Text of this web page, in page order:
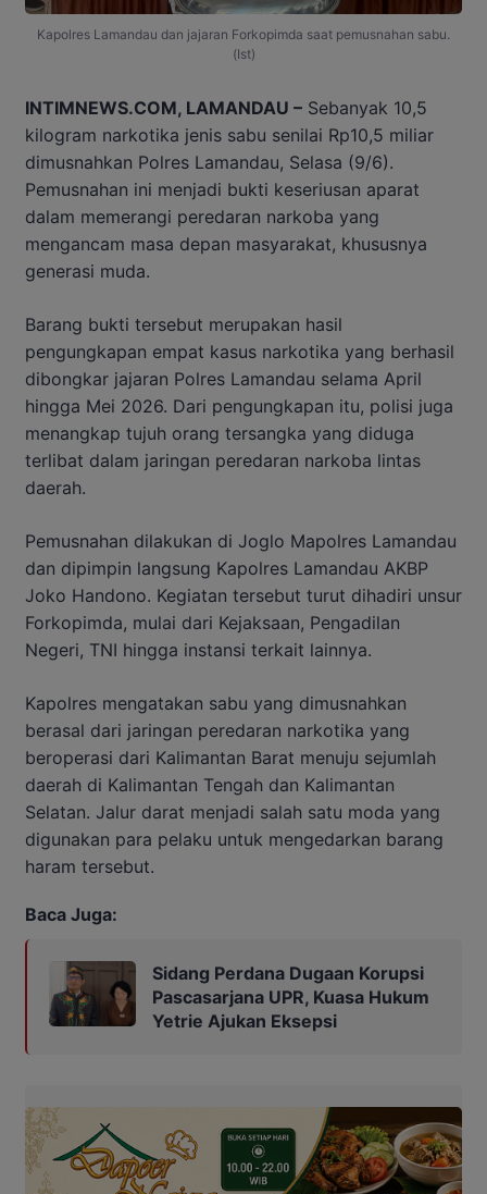
Kapolres Lamandau dan jajaran Forkopimda saat pemusnahan sabu.
(Ist)
INTIMNEWS.COM, LAMANDAU – Sebanyak 10,5
kilogram narkotika jenis sabu senilai Rp10,5 miliar
dimusnahkan Polres Lamandau, Selasa (9/6).
Pemusnahan ini menjadi bukti keseriusan aparat
dalam memerangi peredaran narkoba yang
mengancam masa depan masyarakat, khususnya
generasi muda.
Barang bukti tersebut merupakan hasil
pengungkapan empat kasus narkotika yang berhasil
dibongkar jajaran Polres Lamandau selama April
hingga Mei 2026. Dari pengungkapan itu, polisi juga
menangkap tujuh orang tersangka yang diduga
terlibat dalam jaringan peredaran narkoba lintas
daerah.
Pemusnahan dilakukan di Joglo Mapolres Lamandau
dan dipimpin langsung Kapolres Lamandau AKBP
Joko Handono. Kegiatan tersebut turut dihadiri unsur
Forkopimda, mulai dari Kejaksaan, Pengadilan
Negeri, TNI hingga instansi terkait lainnya.
Kapolres mengatakan sabu yang dimusnahkan
berasal dari jaringan peredaran narkotika yang
beroperasi dari Kalimantan Barat menuju sejumlah
daerah di Kalimantan Tengah dan Kalimantan
Selatan. Jalur darat menjadi salah satu moda yang
digunakan para pelaku untuk mengedarkan barang
haram tersebut.
Baca Juga:
Sidang Perdana Dugaan Korupsi
Pascasarjana UPR, Kuasa Hukum
Yetrie Ajukan Eksepsi